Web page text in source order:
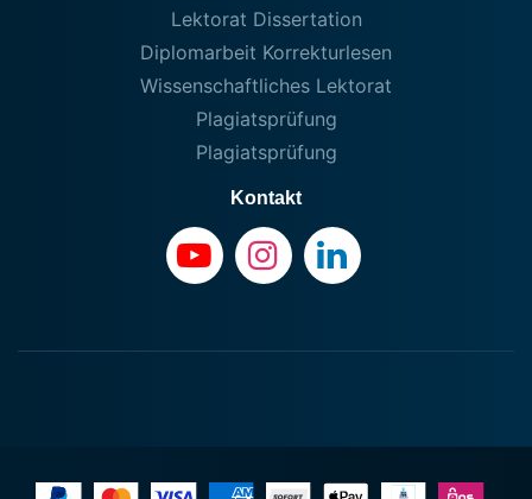
Lektorat Dissertation
Diplomarbeit Korrekturlesen
Wissenschaftliches Lektorat
Plagiatsprüfung
Plagiatsprüfung
Kontakt